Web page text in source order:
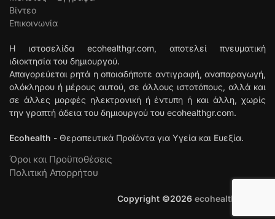
Βίντεο
Επικοινωνία
Η ιστοσελίδα ecohealthgr.com, αποτελεί πνευματική
ιδιοκτησία του δημιουργού.
Απαγορεύεται ρητά η οποιαδήποτε αντιγραφή, αναπαραγωγή,
ολόκληρου ή μέρους αυτού, σε άλλους ιστοτόπους, αλλά και
σε άλλες μορφές ηλεκτρονική ή έντυπη ή και άλλη, χωρίς
την γραπτή άδεια του δημιουργού του ecohealthgr.com.
Ecohealth - Θεραπευτικά Προϊόντα για Υγεία και Ευεξία.
Όροι και Προϋποθέσεις
Πολιτική Απορρήτου
Copyright ©2026 ecohealthgr.com